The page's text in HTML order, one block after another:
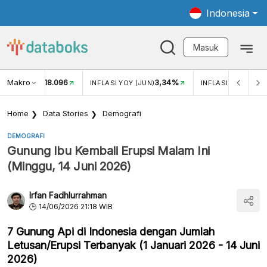
Indonesia
Masuk
Makro
USD/IDR 18.096 INFLASI YOY (JUN)3,34% INFLASI MOM
Home Data Stories Demografi
DEMOGRAFI
Gunung Ibu Kembali Erupsi Malam Ini
(Minggu, 14 Juni 2026)
Irfan Fadhlurrahman
14/06/2026 21:18 WIB
7 Gunung Api di Indonesia dengan Jumlah
Letusan/Erupsi Terbanyak (1 Januari 2026 - 14 Juni
2026)